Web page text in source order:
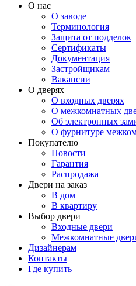
О нас
О заводе
Терминология
Защита от подделок
Сертификаты
Документация
Застройщикам
Вакансии
О дверях
О входных дверях
О межкомнатных
Об электронных
О фурнитуре
Покупателю
Новости
Гарантия
Распродажа
Двери на заказ
В дом
В квартиру
Выбор двери
Входные двери
Межкомнатные
Дизайнерам
Контакты
Где купить